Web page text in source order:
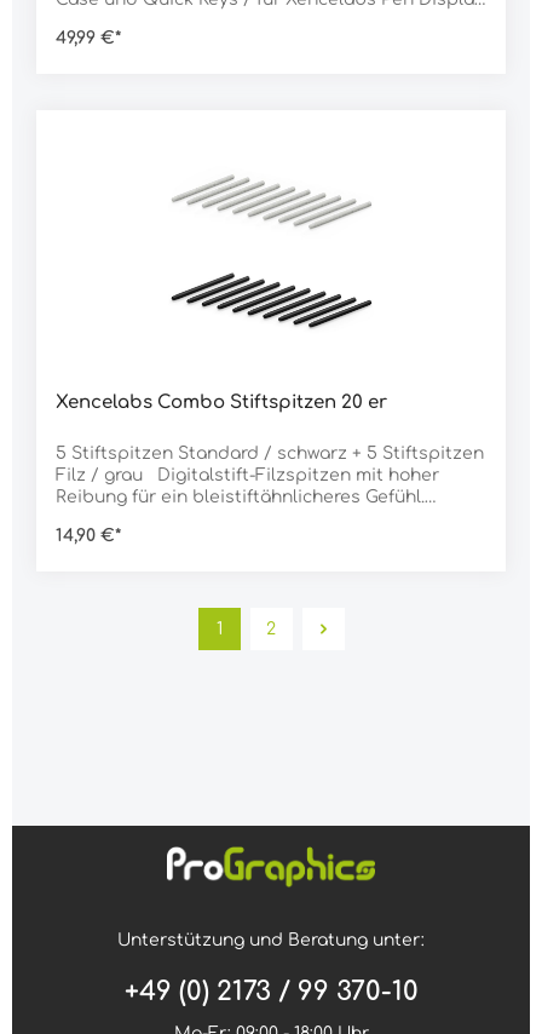
49,99 €*
Xencelabs Combo Stiftspitzen 20 er
5 Stiftspitzen Standard / schwarz + 5 Stiftspitzen
Filz / grau Digitalstift-Filzspitzen mit hoher
Reibung für ein bleistiftähnlicheres Gefühl.
mitgelieferten Spitzen-Entferner ersetzt werden.
14,90 €*
1 2
Unterstützung und Beratung unter:
+49 (0) 2173 / 99 370-10